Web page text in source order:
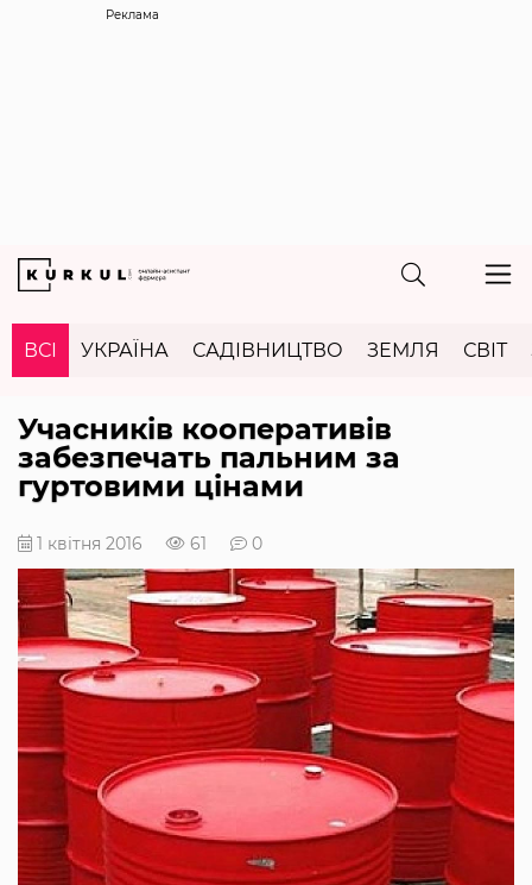
Реклама
ВСІ УКРАЇНА САДІВНИЦТВО ЗЕМЛЯ СВІТ
Учасників кооперативів
забезпечать пальним за
гуртовими цінами
1 квітня 2016 61 0